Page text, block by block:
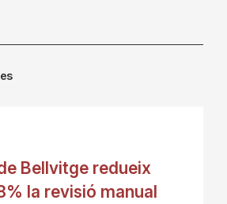
Bellvitge redueix
la revisió manual